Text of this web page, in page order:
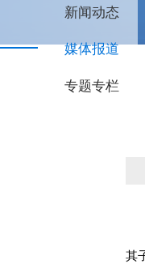
新闻动态
媒体报道
专题专栏
其